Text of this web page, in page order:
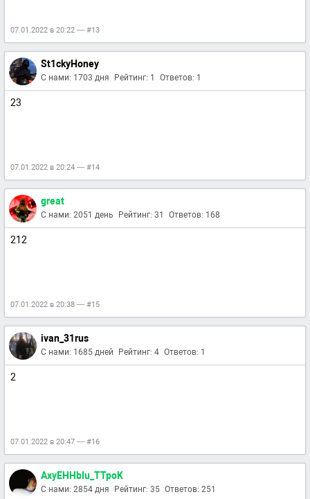
07.01.2022 в 20:22 — #13
St1ckyHoney
С нами: 1703 дня Рейтинг: 1 Ответов: 1
23
07.01.2022 в 20:24 — #14
great
С нами: 2051 день Рейтинг: 31 Ответов: 168
212
07.01.2022 в 20:38 — #15
ivan_31rus
С нами: 1685 дней Рейтинг: 4 Ответов: 1
2
07.01.2022 в 20:47 — #16
AxyEHHbIu_TTpoK
С нами: 2854 дня Рейтинг: 35 Ответов: 251